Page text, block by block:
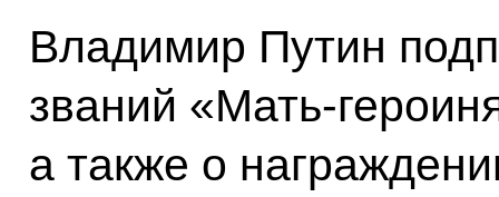
Владимир Путин
званий «Мать-
а также о